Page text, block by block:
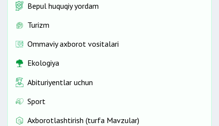
Bepul huquqiy yordam
Turizm
Ommaviy axborot vositalari
Ekologiya
Abituriyentlar uchun
Sport
Axborotlashtirish (turfa Mavzular)